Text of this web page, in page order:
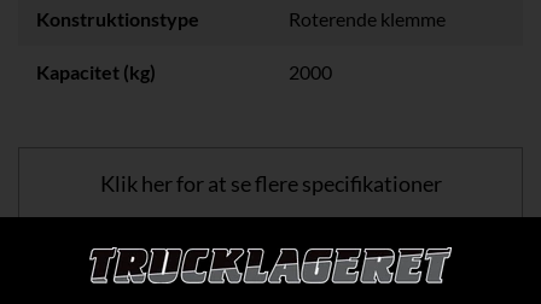
Konstruktionstype Roterende klemme
Kapacitet (kg) 2000
Klik her for at se flere specifikationer